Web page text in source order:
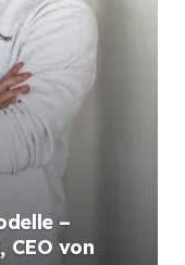
–
CEO von